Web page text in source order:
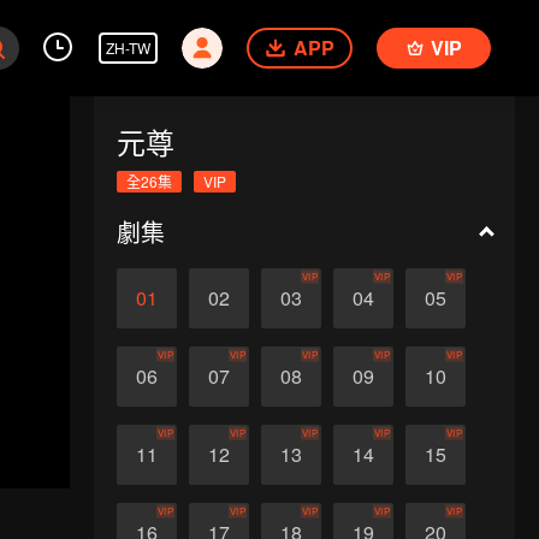
ZH-TW APP VIP
元尊
全26集 VIP
劇集
01 02 03
VIP
04
VIP
05
VIP
06
VIP
07
VIP
08
VIP
09
VIP
10
VIP
11
VIP
12
VIP
13
VIP
14
VIP
15
VIP
16
VIP
17
VIP
18
VIP
19
VIP
20
VIP